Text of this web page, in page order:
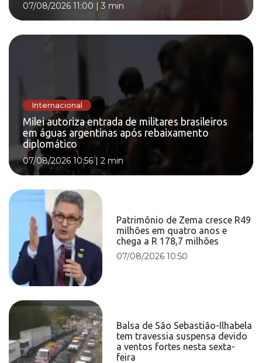
07/08/2026 11:00 |3 min
Internacional
Milei autoriza entrada de militares brasileiros
em águas argentinas após rebaixamento
diplomático
07/08/2026 10:56| 2 min
Patrimônio de Zema cresce R49
milhões em quatro anos e
chega a R 178,7 milhões
07/08/2026 10:50
Balsa de São Sebastião-Ilhabela
tem travessia suspensa devido
a ventos fortes nesta sexta-
feira